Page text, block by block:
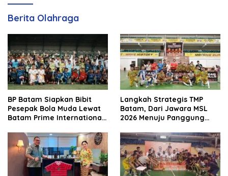
Berita Olahraga
BP Batam Siapkan Bibit
Pesepak Bola Muda Lewat
Batam Prime International
Langkah Strategis TMP
Batam, Dari Jawara MSL
2026 Menuju Panggung